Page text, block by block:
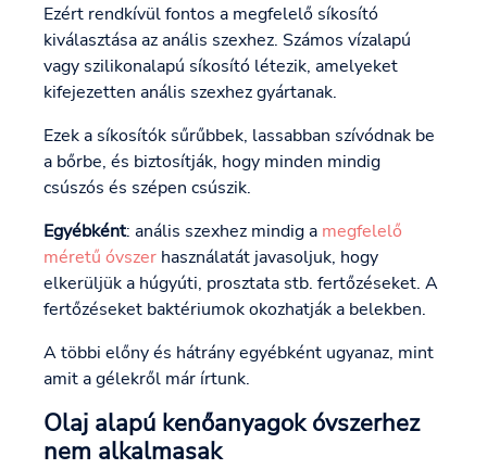
Ezért rendkívül fontos a megfelelő síkosító
kiválasztása az anális szexhez. Számos vízalapú
vagy szilikonalapú síkosító létezik, amelyeket
kifejezetten anális szexhez gyártanak.
Ezek a síkosítók sűrűbbek, lassabban szívódnak be
a bőrbe, és biztosítják, hogy minden mindig
csúszós és szépen csúszik.
Egyébként: anális szexhez mindig a megfelelő
méretű óvszer használatát javasoljuk, hogy
elkerüljük a húgyúti, prosztata stb. fertőzéseket. A
fertőzéseket baktériumok okozhatják a belekben.
A többi előny és hátrány egyébként ugyanaz, mint
amit a gélekről már írtunk.
Olaj alapú kenőanyagok óvszerhez
nem alkalmasak